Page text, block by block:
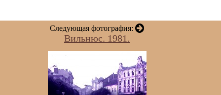
Следующая фотография:
Вильнюс. 1981.